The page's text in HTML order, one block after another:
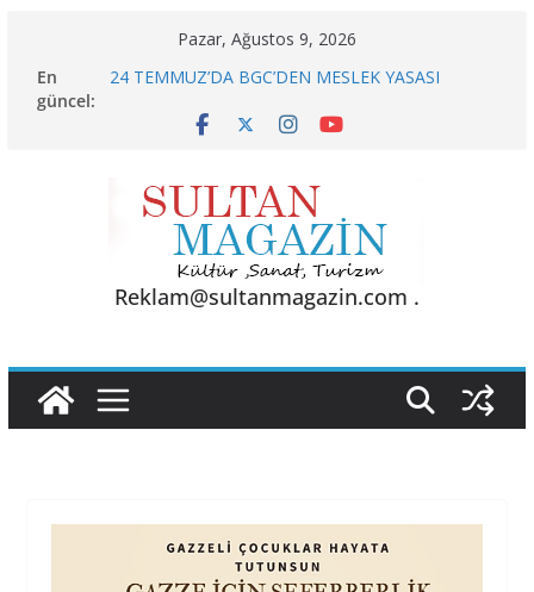
content
Pazar, Ağustos 9, 2026
En
güncel:
24 TEMMUZ’DA BGC’DEN MESLEK YASASI
KELİMELER YETMEZ
BU KALP
AKGÜL: “BOLU, KRİZLERLE DEĞİL HİZMETLE
YÖNETİLMEYİ HAK EDİYOR”
Reklam@sultanmagazin.com .